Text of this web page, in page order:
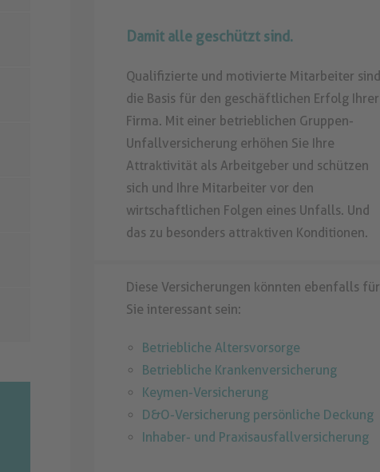
Damit alle geschützt sind.
Qualifizierte und motivierte Mitarbeiter sind
die Basis für den geschäftlichen Erfolg Ihrer
Firma. Mit einer betrieblichen Gruppen-
Unfallversicherung erhöhen Sie Ihre
Attraktivität als Arbeitgeber und schützen
sich und Ihre Mitarbeiter vor den
wirtschaftlichen Folgen eines Unfalls. Und
das zu besonders attraktiven Konditionen.
Diese Versicherungen könnten ebenfalls für
Sie interessant sein:
Betriebliche Altersvorsorge
Betriebliche Krankenversicherung
Keymen-Versicherung
D&O-Versicherung persönliche Deckung
Inhaber- und Praxisausfallversicherung